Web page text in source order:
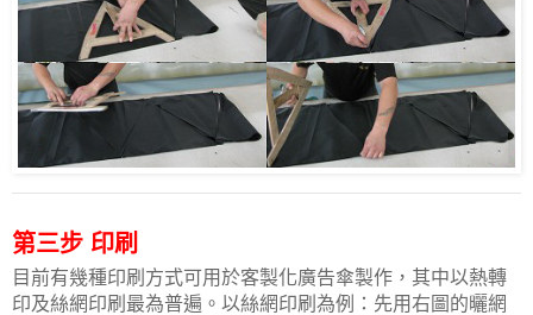
第三步 印刷
目前有幾種印刷方式可用於客製化廣告傘製作，其中以熱轉
印及絲網印刷最為普遍。以絲網印刷為例：先用右圖的曬網